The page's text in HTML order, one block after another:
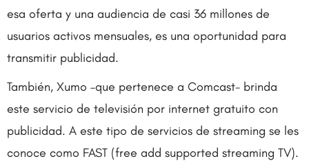
esa oferta y una audiencia de casi 36 millones de
usuarios activos mensuales, es una oportunidad para
transmitir publicidad.
También, Xumo –que pertenece a Comcast- brinda
este servicio de televisión por internet gratuito con
publicidad. A este tipo de servicios de streaming se les
conoce como FAST (free add supported streaming TV).